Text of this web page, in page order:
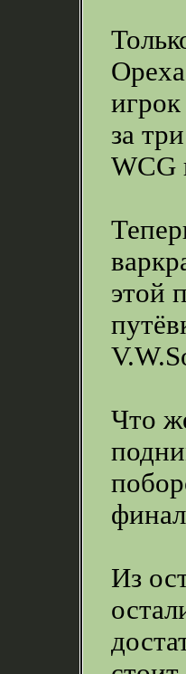
за
WCG
этой
Что
Из